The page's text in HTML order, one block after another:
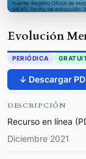
Evolución
PERIÓDICA
↓ Descargar
DESCRIPCIÓN
Recurso en línea
Diciembre 2021